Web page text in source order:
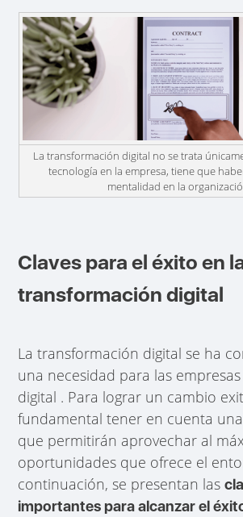
La transformación digital no se trata
tecnología en la empresa, tiene que
mentalidad en la
Claves para el éxito en
transformación digital
La transformación digital se ha
una necesidad para las
digital . Para lograr un cambio
fundamental tener en cuenta
que permitirán aprovechar al
oportunidades que ofrece el
continuación, se presentan las
importantes para alcanzar el